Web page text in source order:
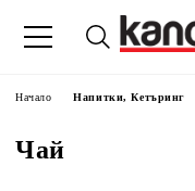
Начало Напитки, Кетъринг
Чай